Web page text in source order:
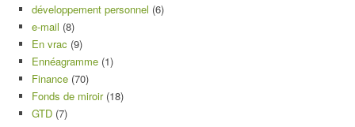
développement personnel (6)
e-mail (8)
En vrac (9)
Ennéagramme (1)
Finance (70)
Fonds de miroir(18)
GTD (7)